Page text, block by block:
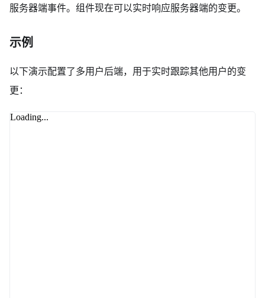
服务器端事件。组件现在可以实时响应服务器端的变更。
示例
以下演示配置了多用户后端，用于实时跟踪其他用户的变
更：